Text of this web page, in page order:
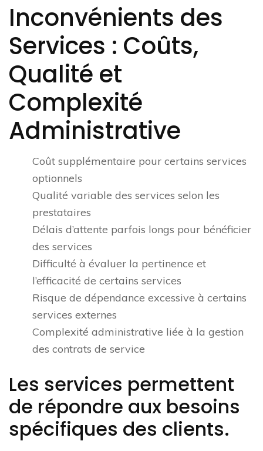
Inconvénients des
Services : Coûts,
Qualité et
Complexité
Administrative
Coût supplémentaire pour certains services
optionnels
Qualité variable des services selon les
prestataires
Délais d’attente parfois longs pour bénéficier
des services
Difficulté à évaluer la pertinence et
l’efficacité de certains services
Risque de dépendance excessive à certains
services externes
Complexité administrative liée à la gestion
des contrats de service
Les services permettent
de répondre aux besoins
spécifiques des clients.